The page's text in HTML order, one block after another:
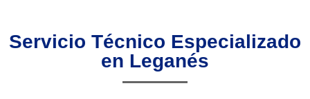
Servicio Técnico Especializado
en Leganés